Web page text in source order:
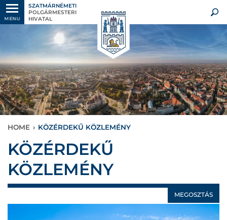
MENU
SZATMÁRNÉMETI
POLGÁRMESTERI
HIVATAL
HOME › KÖZÉRDEKŰ KÖZLEMÉNY
KÖZÉRDEKŰ
KÖZLEMÉNY
MEGOSZTÁS